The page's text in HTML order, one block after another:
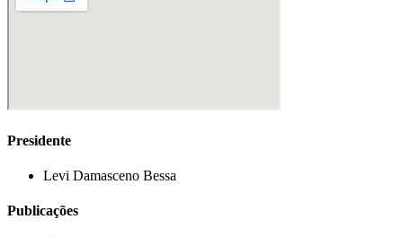
Presidente
Levi Damasceno Bessa
Publicações